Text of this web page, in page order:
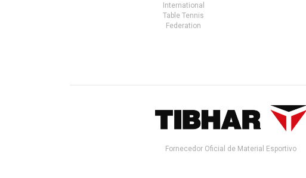
International
Table Tennis
Federation
Fornecedor Oficial de Material Esportivo